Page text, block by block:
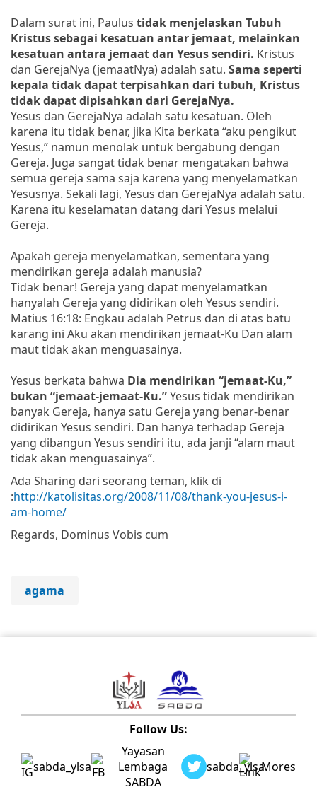
Dalam surat ini, Paulus tidak menjelaskan Tubuh
Kristus sebagai kesatuan antar jemaat, melainkan
kesatuan antara jemaat dan Yesus sendiri. Kristus
dan GerejaNya (jemaatNya) adalah satu. Sama seperti
kepala tidak dapat terpisahkan dari tubuh, Kristus
tidak dapat dipisahkan dari GerejaNya.
Yesus dan GerejaNya adalah satu kesatuan. Oleh
karena itu tidak benar, jika Kita berkata “aku pengikut
Yesus,” namun menolak untuk bergabung dengan
Gereja. Juga sangat tidak benar mengatakan bahwa
semua gereja sama saja karena yang menyelamatkan
Yesusnya. Sekali lagi, Yesus dan GerejaNya adalah satu.
Karena itu keselamatan datang dari Yesus melalui
Gereja.
Apakah gereja menyelamatkan, sementara yang
mendirikan gereja adalah manusia?
Tidak benar! Gereja yang dapat menyelamatkan
hanyalah Gereja yang didirikan oleh Yesus sendiri.
Matius 16:18: Engkau adalah Petrus dan di atas batu
karang ini Aku akan mendirikan jemaat-Ku Dan alam
maut tidak akan menguasainya.
Yesus berkata bahwa Dia mendirikan “jemaat-Ku,”
bukan “jemaat-jemaat-Ku.”Yesus tidak mendirikan
banyak Gereja, hanya satu Gereja yang benar-benar
didirikan Yesus sendiri. Dan hanya terhadap Gereja
yang dibangun Yesus sendiri itu, ada janji “alam maut
tidak akan menguasainya”.
Ada Sharing dari seorang teman, klik di
:http://katolisitas.org/2008/11/08/thank-you-jesus-i-
am-home/
Regards, Dominus Vobis cum
agama
Follow Us:
sabda_ylsa
Yayasan
Lembaga
SABDA
sabda_ylsaMores